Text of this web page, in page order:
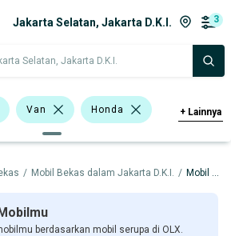
Jakarta Selatan, Jakarta D.K.I. 3
Selatan, Jakarta D.K.I.
Van Honda
Model Tahun
Membership
+ Lainnya
/ Mobil Bekas dalam Jakarta D.K.I. / Mobil Bekas dalam Jakarta Selatan
berdasarkan mobil serupa di OLX.